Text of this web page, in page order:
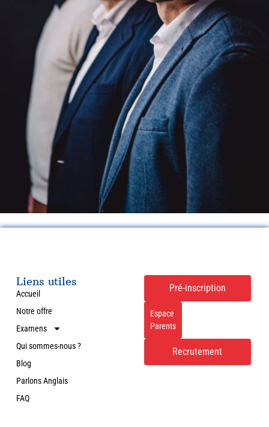
Liens utiles
Accueil
Notre offre
Examens
Qui sommes-nous ?
Blog
Parlons Anglais
FAQ
Pré-inscription
Espace
Parents
Recrutement